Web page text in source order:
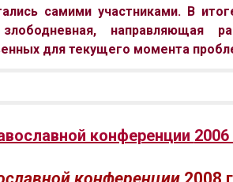
самими участниками. В
направляющая
для текущего момента
конференции 2006